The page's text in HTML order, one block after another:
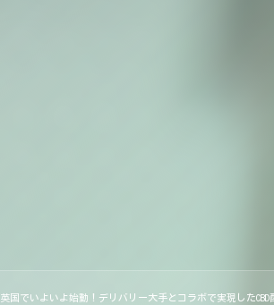
英国でいよいよ始動！デリバリー大手とコラボで実現したCBD